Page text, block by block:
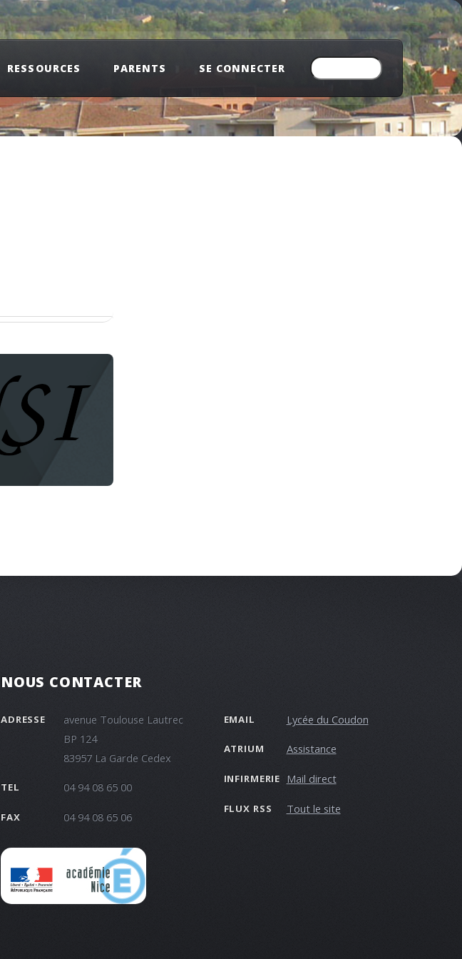
RESSOURCES PARENTS SE CONNECTER
NOUS CONTACTER
ADRESSE
avenue Toulouse Lautrec
BP 124
83957 La Garde Cedex
TEL 04 94 08 65 00
FAX 04 94 08 65 06
EMAIL Lycée du Coudon
ATRIUM Assistance
INFIRMERIE Mail direct
FLUX RSS Tout le site